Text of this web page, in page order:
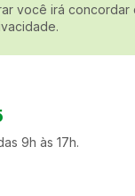
você irá concordar
9h às 17h.